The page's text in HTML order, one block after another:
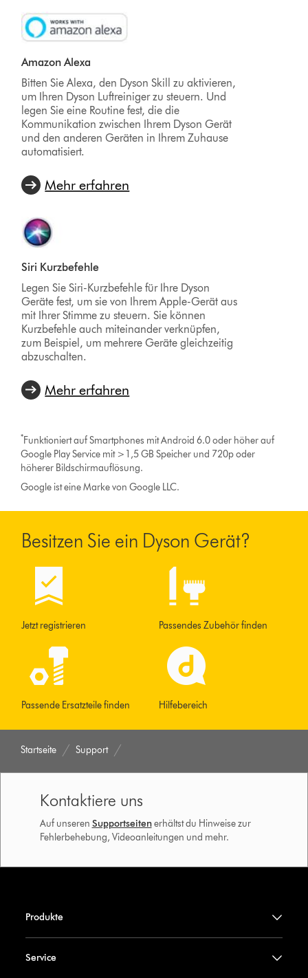
Amazon Alexa
Bitten Sie Alexa, den Dyson Skill zu aktivieren,
um Ihren Dyson Luftreiniger zu steuern. Und
legen Sie eine Routine fest, die die
Kommunikation zwischen Ihrem Dyson Gerät
und den anderen Geräten in Ihrem Zuhause
automatisiert.
Mehr erfahren
Siri Kurzbefehle
Legen Sie Siri-Kurzbefehle für Ihre Dyson
Geräte fest, um sie von Ihrem Apple-Gerät aus
mit Ihrer Stimme zu steuern. Sie können
Kurzbefehle auch miteinander verknüpfen,
zum Beispiel, um mehrere Geräte gleichzeitig
abzuschalten.
Mehr erfahren
*Funktioniert auf Smartphones mit Android 6.0 oder höher auf
Google Play Service mit >1,5 GB Speicher und 720p oder
höherer Bildschirmauflösung.
Google ist eine Marke von Google LLC.
Besitzen Sie ein Dyson Gerät?
Jetzt registrieren Passendes Zubehör finden
Passende Ersatzteile finden Hilfebereich
Startseite Support
Kontaktiere uns
Auf unseren Supportseiten erhältst du Hinweise zur
Fehlerbehebung, Videoanleitungen und mehr.
Produkte
Service